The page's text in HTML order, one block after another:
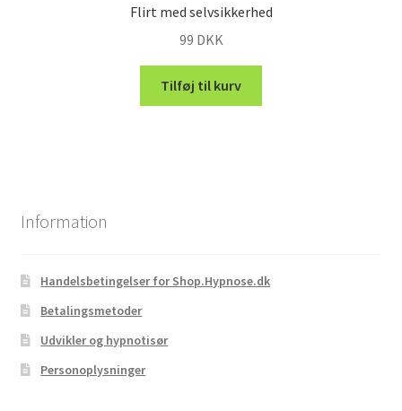
Flirt med selvsikkerhed
99 DKK
Tilføj til kurv
Information
Handelsbetingelser for Shop.Hypnose.dk
Betalingsmetoder
Udvikler og hypnotisør
Personoplysninger